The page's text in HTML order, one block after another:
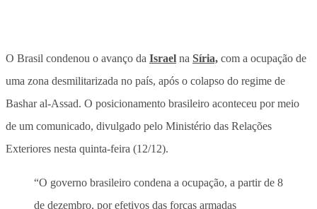
O Brasil condenou o avanço da Israel na Síria, com a ocupação de
uma zona desmilitarizada no país, após o colapso do regime de
Bashar al-Assad. O posicionamento brasileiro aconteceu por meio
de um comunicado, divulgado pelo Ministério das Relações
Exteriores nesta quinta-feira (12/12).
“O governo brasileiro condena a ocupação, a partir de 8
de dezembro, por efetivos das forças armadas